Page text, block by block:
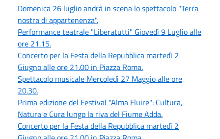
Domenica 26 luglio andrà in scena lo spettacolo "Terra
nostra di appartenenza".
Performance teatrale "Liberatutti" Giovedì 9 Luglio alle
ore 21.15.
Concerto per la Festa della Repubblica martedì 2
Giugno alle ore 21.00 in Piazza Roma.
Spettacolo musicale Mercoledì 27 Maggio alle ore
20.30.
Prima edizione del Festival "Alma Fluire": Cultura,
Natura e Cura lungo la riva del Fiume Adda.
Concerto per la Festa della Repubblica martedì 2